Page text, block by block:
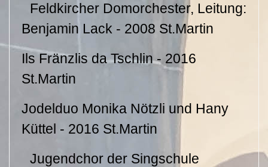
Feldkircher Domorchester, Leitung:
Benjamin Lack - 2008 St.Martin
Ils Fränzlis da Tschlin - 2016
St.Martin
Jodelduo Monika Nötzli und Hany
Küttel - 2016 St.Martin
Jugendchor der Singschule